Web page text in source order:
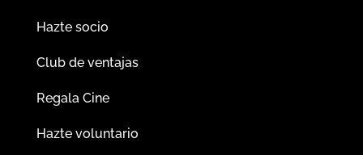
Hazte socio
Club de ventajas
Regala Cine
Hazte voluntario